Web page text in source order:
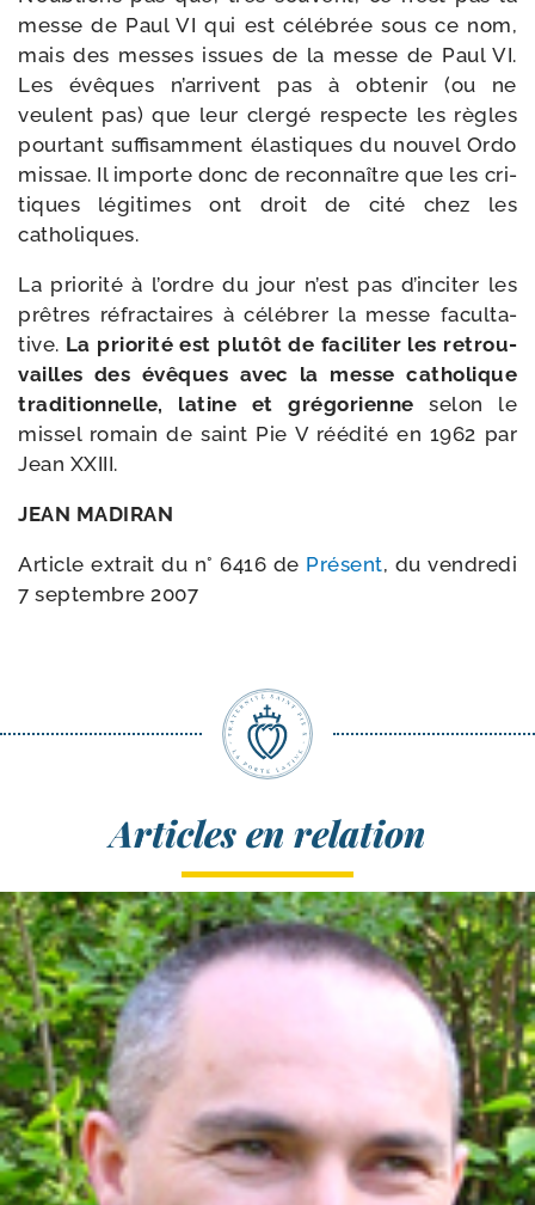
messe de Paul VI qui est célé­brée sous ce nom,
mais des messes issues de la messe de Paul VI.
Les évêques n’ar­rivent pas à obte­nir (ou ne
veulent pas) que leur cler­gé res­pecte les règles
pour­tant suf­fi­sam­ment élas­tiques du nou­vel Ordo
mis­sae. Il importe donc de recon­naître que les cri­
tiques légi­times ont droit de cité chez les
catholiques.
La prio­ri­té à l’ordre du jour n’est pas d’in­ci­ter les
prêtres réfrac­taires à célé­brer la messe facul­ta­
tive. La prio­ri­té est plu­tôt de faci­li­ter les retrou­
vailles des évêques avec la messe catho­lique
tra­di­tion­nelle, latine et gré­go­rienne selon le
mis­sel romain de saint Pie V réédi­té en 1962 par
Jean XXIII.
JEAN MADIRAN
Article extrait du n° 6416 de Présent, du ven­dre­di
7 sep­tembre 2007
Articles en relation